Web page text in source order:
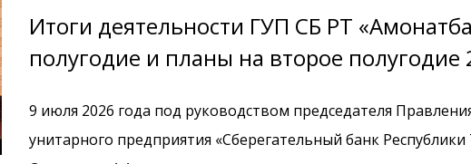
Итоги деятельности ГУП СБ РТ
полугодие и планы на второе полугодие
9 июля 2026 года под руководством председателя
унитарного предприятия «Сберегательный банк